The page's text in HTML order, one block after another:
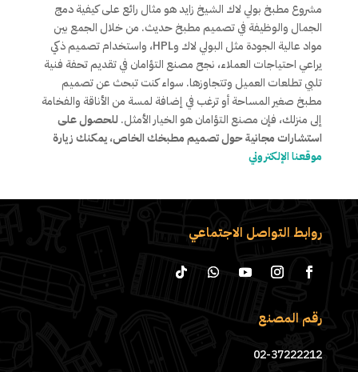
مشروع مطبخ بولي لاك الشيخ زايد هو مثال رائع على كيفية دمج
الجمال والوظيفة في تصميم مطبخ حديث. من خلال الجمع بين
مواد عالية الجودة مثل البولي لاك وHPL، واستخدام تصميم ذكي
يراعي احتياجات العملاء، نجح مصنع التؤامان في تقديم تحفة فنية
تلبي تطلعات العميل وتتجاوزها. سواء كنت تبحث عن تصميم
مطبخ صغير المساحة أو ترغب في إضافة لمسة من الأناقة والفخامة
إلى منزلك، فإن مصنع التؤامان هو الخيار الأمثل. للحصول على
استشارات مجانية حول تصميم مطبخك الخاص، يمكنك زيارة
موقعنا الإلكتروني
روابط التواصل الاجتماعي
رقم المصنع
02-37222212